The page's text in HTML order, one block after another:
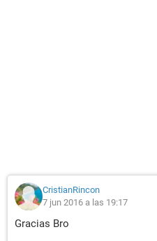
CristianRincon
7 jun 2016 a las 19:17
Gracias Bro